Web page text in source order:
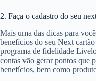
2. Faça o cadastro do seu
Mais uma das dicas para
benefícios do seu Next
programa de fidelidade
contas vão gerar pontos que
benefícios, bem como